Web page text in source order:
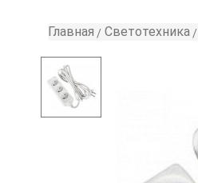
Главная » Светотехника »